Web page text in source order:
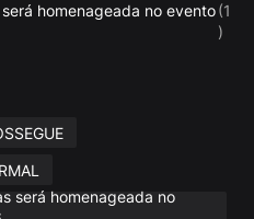
homenageada no evento(1
)
será homenageada no